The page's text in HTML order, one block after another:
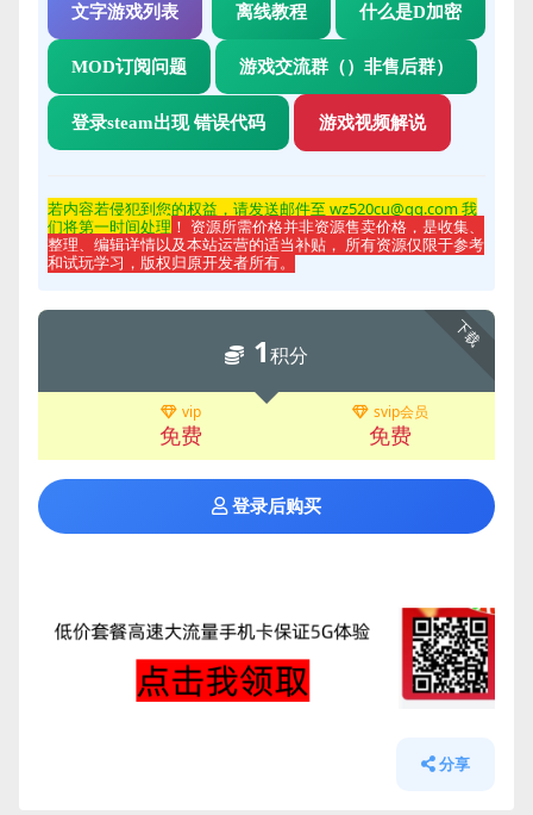
文字游戏列表 离线教程 什么是D加密
MOD订阅问题 游戏交流群（）非售后群）
登录steam出现 错误代码 游戏视频解说
若内容若侵犯到您的权益，请发送邮件至 wz520cu@qq.com 我
们将第一时间处理 ！ 资源所需价格并非资源售卖价格，是收集、
整理、编辑详情以及本站运营的适当补贴， 所有资源仅限于参考
和试玩学习，版权归原开发者所有。
下载
1积分
vip
免费
svip会员
免费
登录后购买
分享